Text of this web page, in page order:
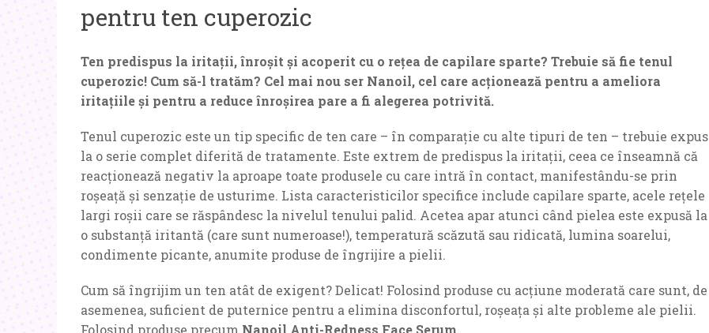
pentru ten cuperozic
Ten predispus la iritații, înroșit și acoperit cu o rețea de capilare sparte? Trebuie să fie tenul
cuperozic! Cum să-l tratăm? Cel mai nou ser Nanoil, cel care acționează pentru a ameliora
iritațiile și pentru a reduce înroșirea pare a fi alegerea potrivită.
Tenul cuperozic este un tip specific de ten care – în comparație cu alte tipuri de ten – trebuie expus
la o serie complet diferită de tratamente. Este extrem de predispus la iritații, ceea ce înseamnă că
reacționează negativ la aproape toate produsele cu care intră în contact, manifestându-se prin
roșeață și senzație de usturime. Lista caracteristicilor specifice include capilare sparte, acele rețele
largi roșii care se răspândesc la nivelul tenului palid. Acetea apar atunci când pielea este expusă la
o substanță iritantă (care sunt numeroase!), temperatură scăzută sau ridicată, lumina soarelui,
condimente picante, anumite produse de îngrijire a pielii.
Cum să îngrijim un ten atât de exigent? Delicat! Folosind produse cu acțiune moderată care sunt, de
asemenea, suficient de puternice pentru a elimina disconfortul, roșeața și alte probleme ale pielii.
Folosind produse precum Nanoil Anti-Redness Face Serum.